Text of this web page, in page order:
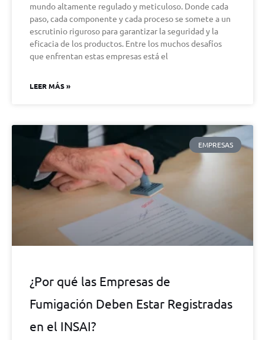
mundo altamente regulado y meticuloso. Donde cada
paso, cada componente y cada proceso se somete a un
escrutinio riguroso para garantizar la seguridad y la
eficacia de los productos. Entre los muchos desafíos
que enfrentan estas empresas está el
LEER MÁS »
EMPRESAS
¿Por qué las Empresas de
Fumigación Deben Estar Registradas
en el INSAI?